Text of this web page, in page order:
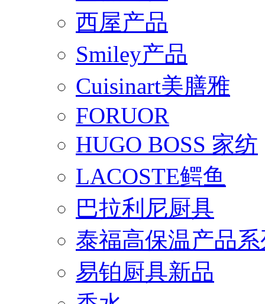
西屋产品
Smiley产品
Cuisinart美膳雅
FORUOR
HUGO BOSS 家纺
LACOSTE鳄鱼
巴拉利尼厨具
泰福高保温产品
易铂厨具新品